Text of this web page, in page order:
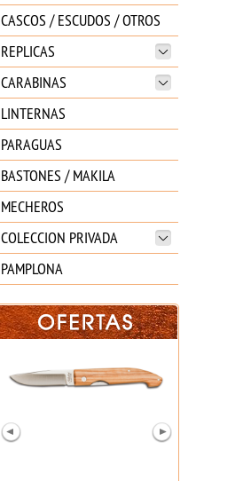
CASCOS / ESCUDOS / OTROS
REPLICAS
CARABINAS
LINTERNAS
PARAGUAS
BASTONES / MAKILA
MECHEROS
COLECCION PRIVADA
PAMPLONA